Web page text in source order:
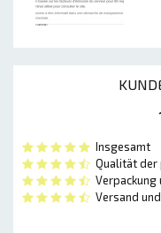
Insgesamt
Qualität der
Verpackung
Versand